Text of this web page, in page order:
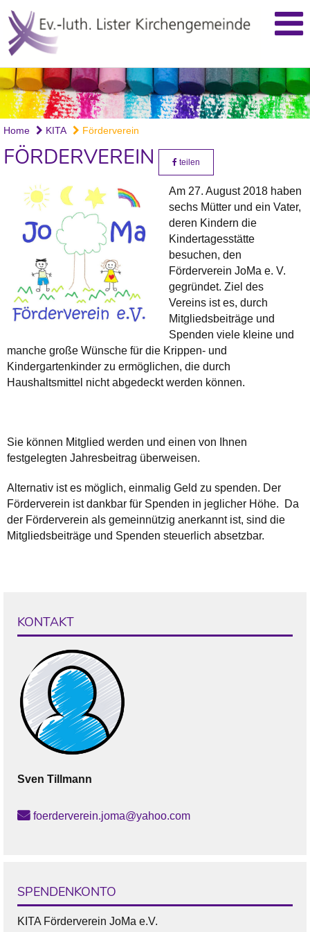
Home KITA Förderverein
FÖRDERVEREIN teilen
Am 27. August 2018 haben
sechs Mütter und ein Vater,
deren Kindern die
Kindertagesstätte
besuchen, den
Förderverein JoMa e. V.
gegründet. Ziel des
Vereins ist es, durch
Mitgliedsbeiträge und
Spenden viele kleine und
manche große Wünsche für die Krippen- und
Kindergartenkinder zu ermöglichen, die durch
Haushaltsmittel nicht abgedeckt werden können.
Sie können Mitglied werden und einen von Ihnen
festgelegten Jahresbeitrag überweisen.
Alternativ ist es möglich, einmalig Geld zu spenden. Der
Förderverein ist dankbar für Spenden in jeglicher Höhe. Da
der Förderverein als gemeinnützig anerkannt ist, sind die
Mitgliedsbeiträge und Spenden steuerlich absetzbar.
KONTAKT
Sven Tillmann
foerderverein.joma@yahoo.com
SPENDENKONTO
KITA Förderverein JoMa e.V.